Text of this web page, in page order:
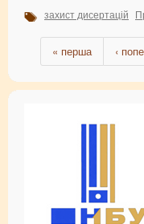
захист дисертацій
« перша ‹